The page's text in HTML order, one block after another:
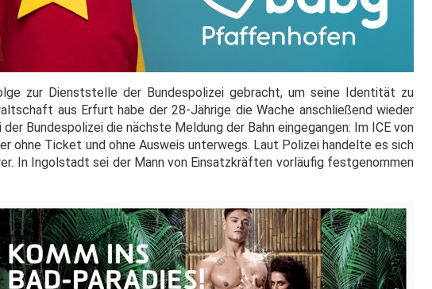
zur Dienststelle der Bundespolizei gebracht, um seine Identität zu
aus Erfurt habe der 28-Jährige die Wache anschließend wieder
Bundespolizei die nächste Meldung der Bahn eingegangen: Im ICE von
ohne Ticket und ohne Ausweis unterwegs. Laut Polizei handelte es sich
In Ingolstadt sei der Mann von Einsatzkräften vorläufig festgenommen